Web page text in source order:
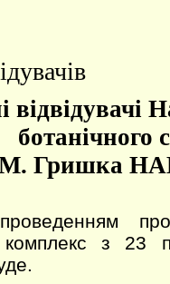
ботанічного
Гришка
комплекс з 23